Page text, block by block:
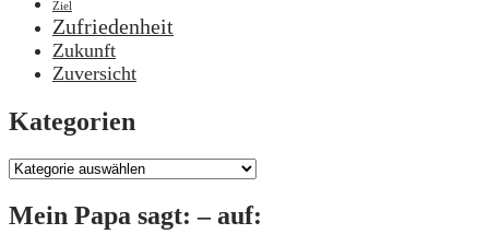
Ziel
Zufriedenheit
Zukunft
Zuversicht
Kategorien
Kategorien
Mein Papa sagt: – auf: